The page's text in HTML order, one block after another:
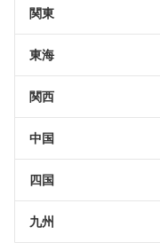
関東
東海
関西
中国
四国
九州